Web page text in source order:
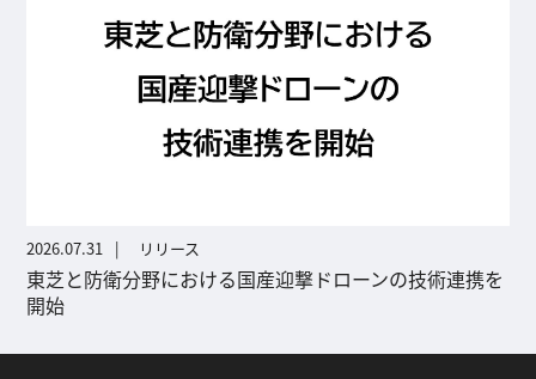
2026.07.31 リリース
東芝と防衛分野における国産迎撃ドローンの技術連携を
開始